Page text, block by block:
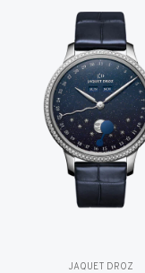
JAQUET DROZ